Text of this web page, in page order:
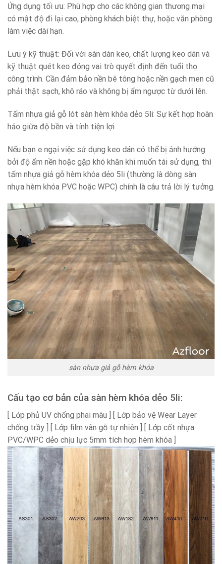
Ứng dụng tối ưu: Phù hợp cho các không gian thương mại
có mật độ đi lại cao, phòng khách biệt thự, hoặc văn phòng
làm việc dài hạn.
Lưu ý kỹ thuật: Đối với sàn dán keo, chất lượng keo dán và
kỹ thuật quét keo đóng vai trò quyết định đến tuổi thọ
công trình. Cần đảm bảo nền bê tông hoặc nền gạch men cũ
phải thật sạch, khô ráo và không bị ẩm ngược từ dưới lên.
Tấm nhựa giả gỗ lót sàn hèm khóa dẻo 5li: Sự kết hợp hoàn
hảo giữa độ bền và tính tiện lợi
Nếu bạn e ngại việc sử dụng keo dán có thể bị ảnh hưởng
bởi độ ẩm nền hoặc gặp khó khăn khi muốn tái sử dụng, thì
tấm nhựa giả gỗ hèm khóa dẻo 5li (thường là dòng sàn
nhựa hèm khóa PVC hoặc WPC) chính là câu trả lời lý tưởng.
sàn nhựa giả gỗ hèm khóa
Cấu tạo cơ bản của sàn hèm khóa dẻo 5li:
[ Lớp phủ UV chống phai màu ] [ Lớp bảo vệ Wear Layer
chống trầy ] [ Lớp film vân gỗ tự nhiên ] [ Lớp cốt nhựa
PVC/WPC dẻo chịu lực 5mm tích hợp hèm khóa ]